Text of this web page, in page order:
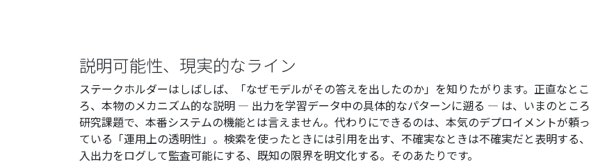
説明可能性、現実的なライン
ステークホルダーはしばしば、「なぜモデルがその答えを出したのか」を知りたがります。正直なとこ
ろ、本物のメカニズム的な説明 — 出力を学習データ中の具体的なパターンに遡る — は、いまのところ
研究課題で、本番システムの機能とは言えません。代わりにできるのは、本気のデプロイメントが頼っ
ている「運用上の透明性」。検索を使ったときには引用を出す、不確実なときは不確実だと表明する、
入出力をログして監査可能にする、既知の限界を明文化する。そのあたりです。